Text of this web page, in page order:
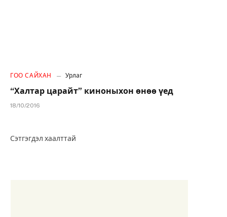
ГОО САЙХАН Урлаг
“Халтар царайт” киноныхон өнөө үед
18/10/2016
Сэтгэгдэл хаалттай